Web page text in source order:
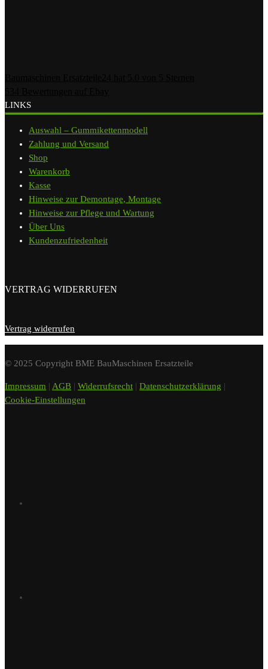
LINKS
Auswahl – Gummikettenmodell
Zahlung und Versand
Shop
Warenkorb
Kasse
Hinweise zur Demontage, Montage
Hinweise zur Pflege und Wartung
Über Uns
Kundenzufriedenheit
VERTRAG WIDERRUFEN
Vertrag widerrufen
© 2025 Copyright BME BauMaschinen Ersatzteile
Impressum | AGB | Widerrufsrecht | Datenschutzerklärung |
Cookie-Einstellungen